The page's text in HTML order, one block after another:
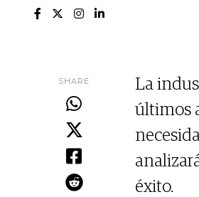
SHARE
La
últimos
éxito.